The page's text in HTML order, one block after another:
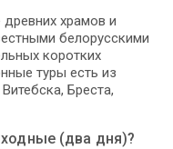
храмов и
белорусскими
коротких
туры есть из
Бреста,
(два дня)?